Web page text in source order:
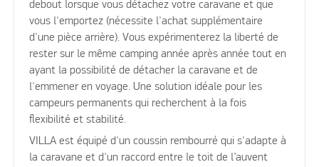
debout lorsque vous détachez votre caravane et que
vous l'emportez (nécessite l'achat supplémentaire
d'une pièce arrière). Vous expérimenterez la liberté de
rester sur le même camping année après année tout en
ayant la possibilité de détacher la caravane et de
l'emmener en voyage. Une solution idéale pour les
campeurs permanents qui recherchent à la fois
flexibilité et stabilité.
VILLA est équipé d'un coussin rembourré qui s'adapte à
la caravane et d'un raccord entre le toit de l’auvent